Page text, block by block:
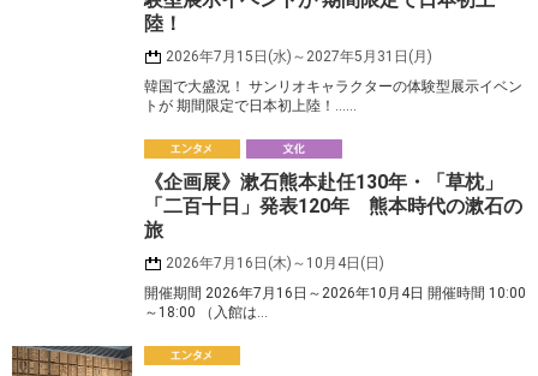
陸！​
2026年7月15日(水)～2027年5月31日(月)
韓国で​大盛況！​ サンリオキャラクターの​体験型展示イベン
トが ​期間限定で​日本初上陸！​……
ンタメ
化
《企画展》漱石熊本赴任130年・「草枕」
「二百十日」発表120年 熊本時代の漱石の
旅
2026年7月16日(木)～10月4日(日)
開催期間 2026年7月16日～2026年10月4日 開催時間 10:00
～18:00 （入館は…